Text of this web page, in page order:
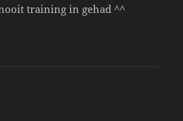
training in gehad ^^